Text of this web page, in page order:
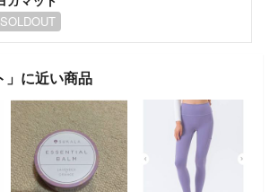
SOLDOUT
」に近い商品